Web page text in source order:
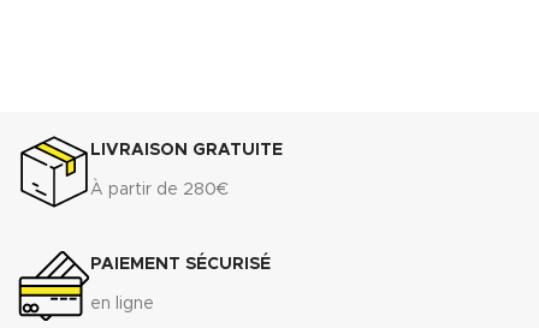
LIVRAISON GRATUITE
À partir de 280€
PAIEMENT SÉCURISÉ
en ligne